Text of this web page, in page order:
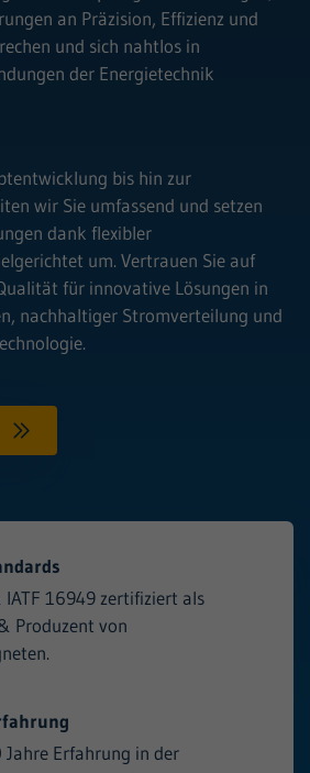
an Präzision, Effizienz und
und sich nahtlos in
der Energietechnik
bis hin zur
wir Sie umfassend und setzen
dank flexibler
um. Vertrauen Sie auf
für innovative Lösungen in
nachhaltiger Stromverteilung und
IATF 16949 zertifiziert als
Produzent von
Jahre Erfahrung in der